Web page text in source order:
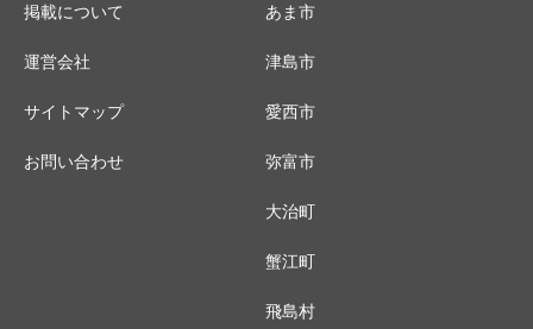
掲載について
運営会社
サイトマップ
お問い合わせ
あま市
津島市
愛西市
弥富市
大治町
蟹江町
飛島村